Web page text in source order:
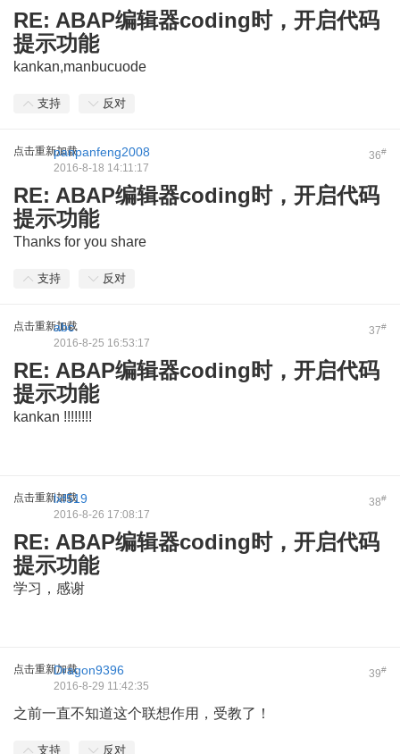
RE: ABAP编辑器coding时，开启代码
提示功能
kankan,manbucuode
支持 反对
点击重新加载 36#
panpanfeng2008
2016-8-18 14:11:17
RE: ABAP编辑器coding时，开启代码
提示功能
Thanks for you share
支持 反对
点击重新加载 37#
abc
2016-8-25 16:53:17
RE: ABAP编辑器coding时，开启代码
提示功能
kankan !!!!!!!!
点击重新加载 38#
lxf519
2016-8-26 17:08:17
RE: ABAP编辑器coding时，开启代码
提示功能
学习，感谢
点击重新加载 39#
Dragon9396
2016-8-29 11:42:35
之前一直不知道这个联想作用，受教了！
支持 反对